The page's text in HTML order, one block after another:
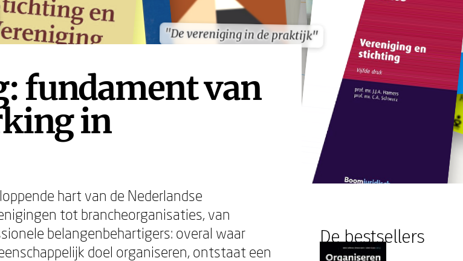
"De vereniging in de praktijk"
"De vereniging in de praktijk"
fundament van
in
hart van de Nederlandse
tot brancheorganisaties, van
belangenbehartigers: overal waar
doel organiseren, ontstaat een
De bestsellers